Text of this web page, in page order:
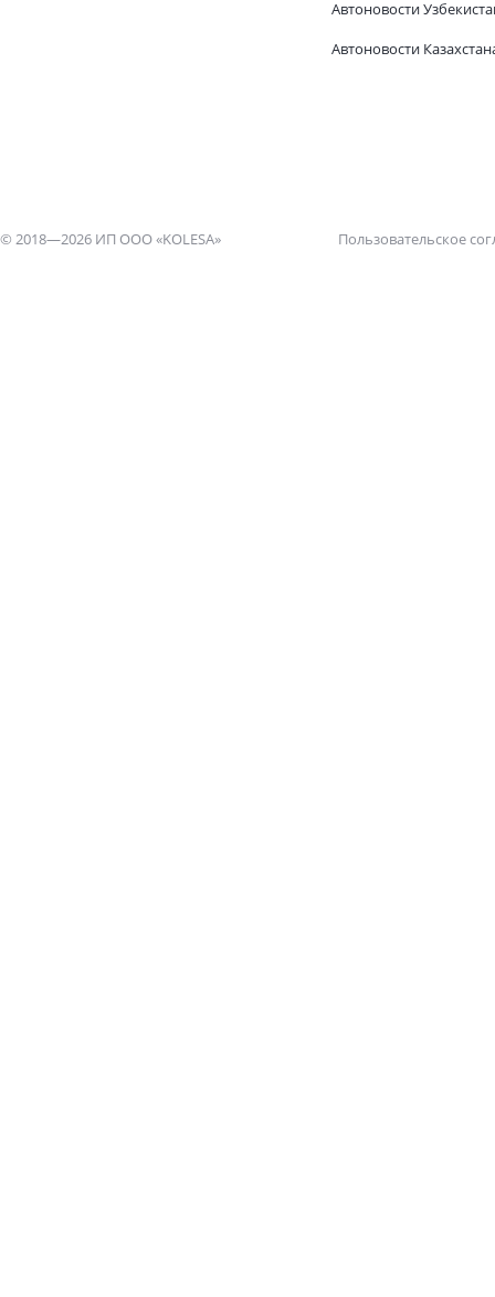
Автоновости
Автоновости
© 2018—2026 ИП ООО «KOLESA» Пользовательское